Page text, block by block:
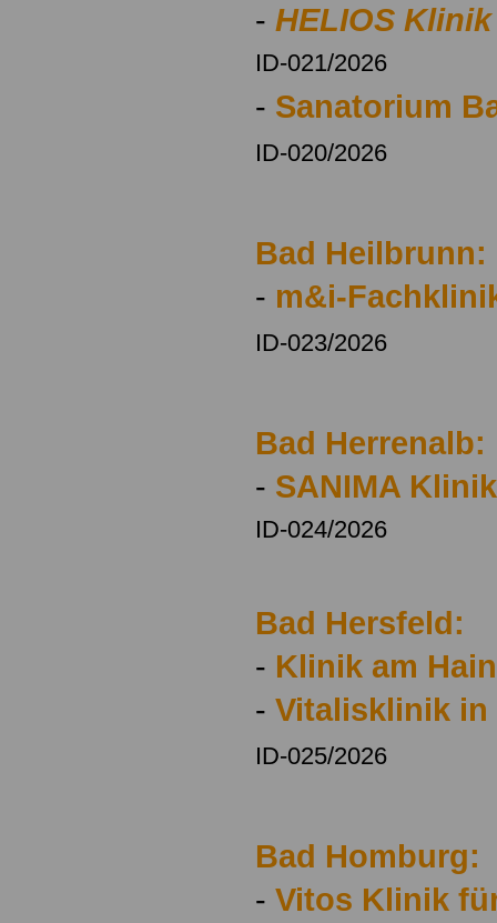
- HELIOS
ID-021/2026
- Sanatorium
ID-020/2026
Bad Heilbrunn:
- m&i-
ID-023/2026
Bad Herrenalb:
- SANIMA
ID-024/2026
Bad Hersfeld:
- Klinik am
- Vitalisklinik in
ID-025/2026
Bad Homburg:
- Vitos Klinik